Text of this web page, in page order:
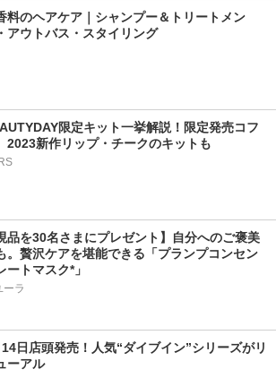
料のヘアケア｜シャンプー＆トリートメン
アウトバス・スタイリング
限定キット一挙解説！限定発売コフ
2023新作リップ・チークのキットも
品を30名さまにプレゼント】自分へのご褒美
。贅沢ケアを堪能できる「プランプコンセン
ートマスク*」
ーラ
日店頭発売！人気“ダイブイン”シリーズがリ
ーアル